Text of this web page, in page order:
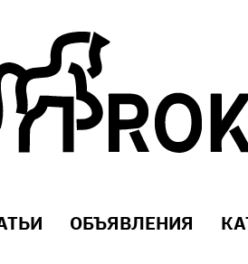
ОБЪЯВЛЕНИЯ